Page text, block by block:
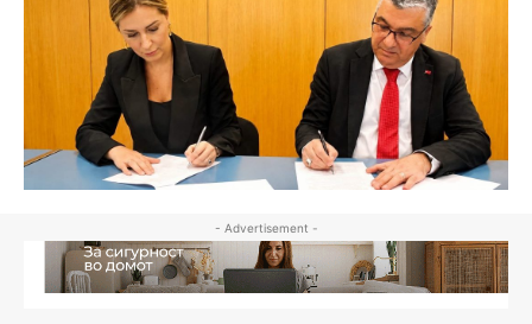
- Advertisement -